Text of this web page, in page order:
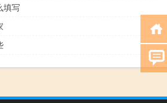
填写